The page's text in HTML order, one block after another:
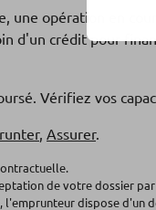
une opération en
d'un crédit pour
Vérifiez vos
, Assurer.
de votre dossier
dispose